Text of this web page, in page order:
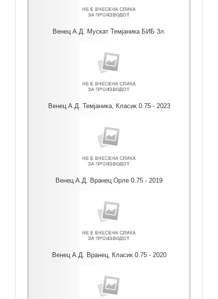
Венец А.Д. Мускат Темјаника БИБ 3л.
Венец А.Д. Темјаника, Класик 0.75 - 2023
Венец А.Д. Вранец Орле 0.75 - 2019
Венец А.Д. Вранец, Класик 0.75 - 2020